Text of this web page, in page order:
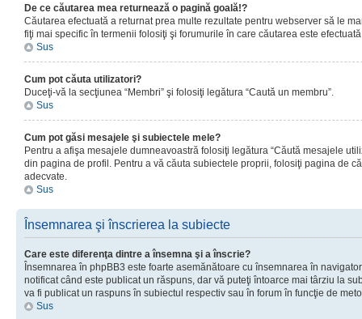
De ce căutarea mea returnează o pagină goală!?
Căutarea efectuată a returnat prea multe rezultate pentru webserver să le
fiţi mai specific în termenii folosiţi şi forumurile în care căutarea este
Sus
Cum pot căuta utilizatori?
Duceţi-vă la secţiunea “Membri” şi folosiţi legătura “Caută un membru”.
Sus
Cum pot găsi mesajele şi subiectele mele?
Pentru a afişa mesajele dumneavoastră folosiţi legătura “Căută mesajele
din pagina de profil. Pentru a vă căuta subiectele proprii, folosiţi pagina de
adecvate.
Sus
Însemnarea şi înscrierea la subiecte
Care este diferenţa dintre a însemna şi a înscrie?
Însemnarea în phpBB3 este foarte asemănătoare cu însemnarea în
notificat când este publicat un răspuns, dar vă puteţi întoarce mai târziu la
va fi publicat un raspuns în subiectul respectiv sau în forum în funcţie de
Sus